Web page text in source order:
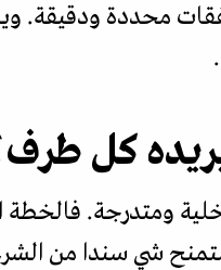
محددة ودقيقة.
كل
ومتدرجة. فالخطة
وستمنح شي سندا من